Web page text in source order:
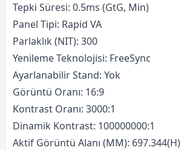
Tepki Süresi: 0.5ms (GtG, Min)
Panel Tipi: Rapid VA
Parlaklık (NIT): 300
Yenileme Teknolojisi: FreeSync
Ayarlanabilir Stand: Yok
Görüntü Oranı: 16:9
Kontrast Oranı: 3000:1
Dinamik Kontrast: 100000000:1
Aktif Görüntü Alanı (MM):